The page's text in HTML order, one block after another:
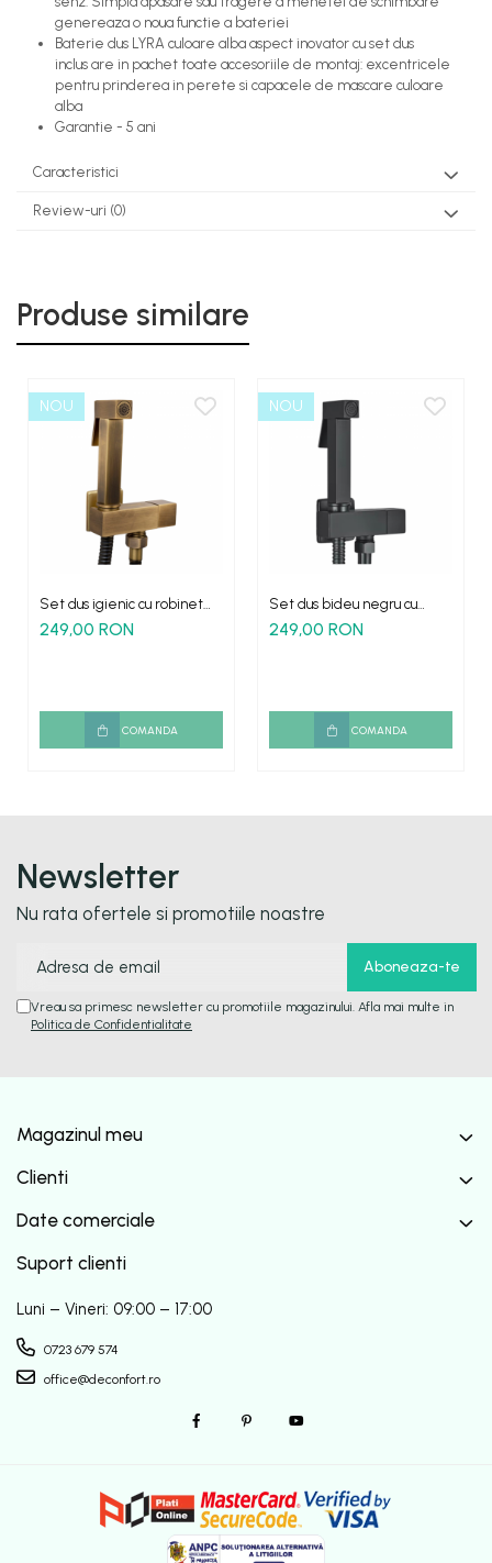
genereaza o noua functie a bateriei
Baterie dus LYRA culoare alba aspect inovator cu set dus
inclus are in pachet toate accesoriile de montaj: excentricele
pentru prinderea in perete si capacele de mascare culoare
alba
Garantie - 5 ani
Caracteristici
Review-uri (0)
Produse similare
NOU
Set dus igienic cu robinet
antichizat pentru bideu
249,00 RON
COMANDA
NOU
Set dus bideu negru cu
robinet para si furtun
249,00 RON
COMANDA
Newsletter
Nu rata ofertele si promotiile noastre
Vreau sa primesc newsletter cu promotiile magazinului. Afla mai multe in
Politica de Confidentialitate
Magazinul meu
Clienti
Date comerciale
Suport clienti
Luni – Vineri: 09:00 – 17:00
0723 679 574
office@deconfort.ro